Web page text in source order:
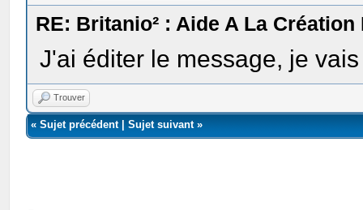
RE: Britanio² : Aide A La
J'ai éditer le message, je
Trouver
«Sujet précédent|Sujet suivant»